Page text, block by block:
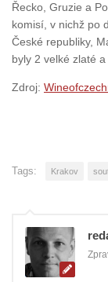
Řecko, Gruzie a
komisí, v nichž po
České republiky,
byly 2 velké zlaté
Zdroj:
Tags: Krakov